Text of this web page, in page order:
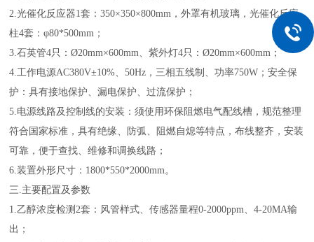
2.光催化反应器1套：350×350×800mm，外罩有机玻璃，光催化反应
柱4套：φ80*500mm；
3.石英管4只：Ø20mm×600mm、紫外灯4只：Ø20mm×600mm；
4.工作电源AC380V±10%、50Hz，三相五线制、功率750W；安全保
护：具有接地保护、漏电保护、过流保护；
5.电源线路及控制线的安装：须使用环保阻燃电气配线槽，规范整理
符合国家标准，具有绝缘、防弧、阻燃自熄等特点，布线整齐，安装
可靠，便于查找、维修和调换线路；
6.装置外形尺寸：1800*550*2000mm。
三 .主要配置及参数
1.乙醇浓度检测2套：风管样式、传感器量程0-2000ppm、4-20MA输
出；